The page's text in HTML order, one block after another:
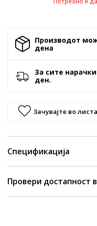
Производот
денa
За сите
ден.
Зачувајте во
Спецификација
Провери достапност